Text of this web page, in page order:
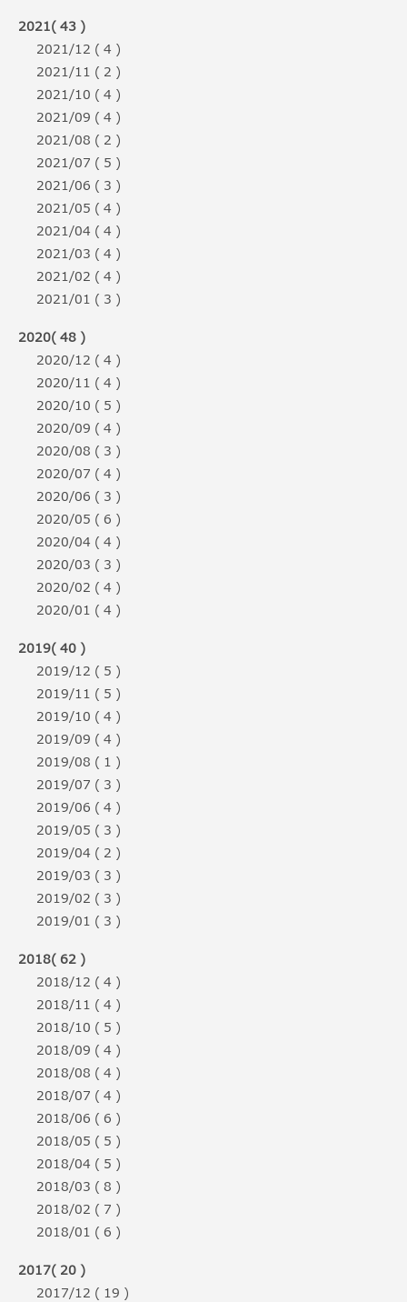
2021( 43 )
2021/12 ( 4 )
2021/11 ( 2 )
2021/10 ( 4 )
2021/09 ( 4 )
2021/08 ( 2 )
2021/07 ( 5 )
2021/06 ( 3 )
2021/05 ( 4 )
2021/04 ( 4 )
2021/03 ( 4 )
2021/02 ( 4 )
2021/01 ( 3 )
2020( 48 )
2020/12 ( 4 )
2020/11 ( 4 )
2020/10 ( 5 )
2020/09 ( 4 )
2020/08 ( 3 )
2020/07 ( 4 )
2020/06 ( 3 )
2020/05 ( 6 )
2020/04 ( 4 )
2020/03 ( 3 )
2020/02 ( 4 )
2020/01 ( 4 )
2019( 40 )
2019/12 ( 5 )
2019/11 ( 5 )
2019/10 ( 4 )
2019/09 ( 4 )
2019/08 ( 1 )
2019/07 ( 3 )
2019/06 ( 4 )
2019/05 ( 3 )
2019/04 ( 2 )
2019/03 ( 3 )
2019/02 ( 3 )
2019/01 ( 3 )
2018( 62 )
2018/12 ( 4 )
2018/11 ( 4 )
2018/10 ( 5 )
2018/09 ( 4 )
2018/08 ( 4 )
2018/07 ( 4 )
2018/06 ( 6 )
2018/05 ( 5 )
2018/04 ( 5 )
2018/03 ( 8 )
2018/02 ( 7 )
2018/01 ( 6 )
2017( 20 )
2017/12 ( 19 )